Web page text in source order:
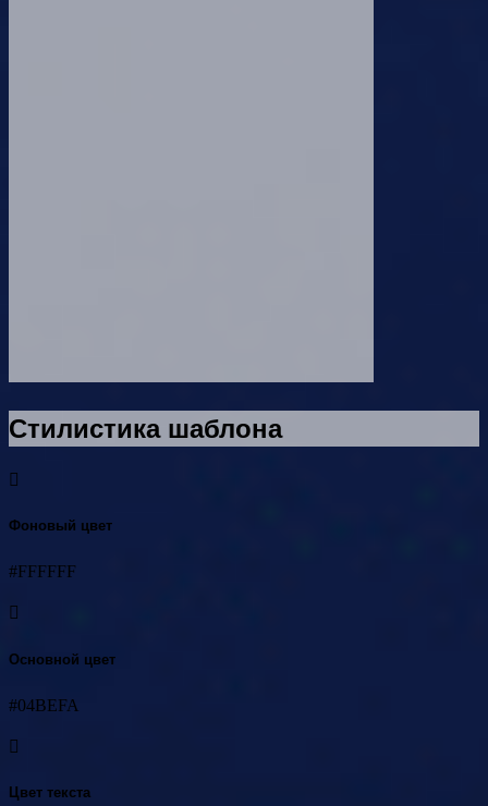
Стилистика шаблона
Фоновый цвет
#FFFFFF
Основной цвет
#04BEFA
Цвет текста